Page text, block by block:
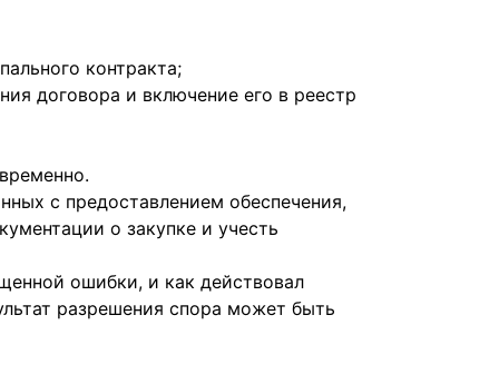
контракта;
договора и включение его в реестр
с предоставлением обеспечения,
о закупке и учесть
ошибки, и как действовал
разрешения спора может быть